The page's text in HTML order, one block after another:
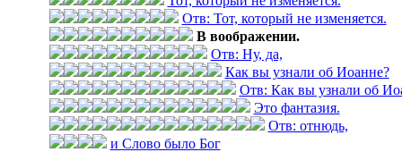
Отв: Тот, который не изменяется.
В воображении.
Отв: Ну, да,
Как вы узнали об Иоанне?
Отв: Как вы узнали об
Это фантазия.
Отв: отнюдь,
и Слово было Бог